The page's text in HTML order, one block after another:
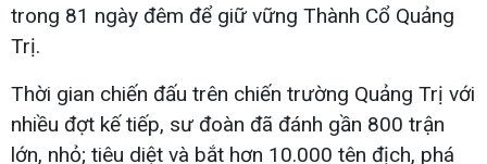
trong 81 ngày đêm để giữ vững Thành Cổ Quảng
Trị.
Thời gian chiến đấu trên chiến trường Quảng Trị với
nhiều đợt kế tiếp, sư đoàn đã đánh gần 800 trận
lớn, nhỏ; tiêu diệt và bắt hơn 10.000 tên địch, phá